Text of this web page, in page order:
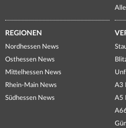
REGIONEN
Nordhessen News
Osthessen News
Mittelhessen News
Rhein-Main News
Südhessen News
A3
A5